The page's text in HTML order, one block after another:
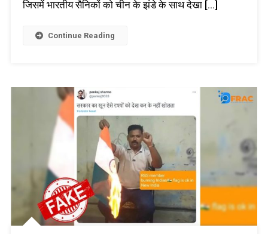
जिसमें भारतीय सैनिकों को चीन के झंडे के साथ देखा […]
Continue Reading